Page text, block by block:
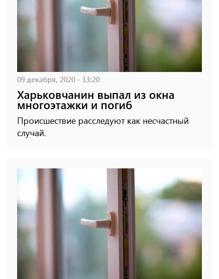
09 декабря, 2020 - 13:20
Харьковчанин выпал из окна
многоэтажки и погиб
Происшествие расследуют как несчастный
случай.